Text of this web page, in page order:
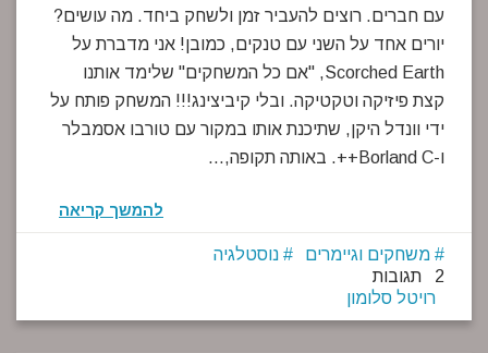
עם חברים. רוצים להעביר זמן ולשחק ביחד. מה עושים?
יורים אחד על השני עם טנקים, כמובן! אני מדברת על
Scorched Earth, "אם כל המשחקים" שלימד אותנו
קצת פיזיקה וטקטיקה. ובלי קיביצינג!!! המשחק פותח על
ידי וונדל היקן, שתיכנת אותו במקור עם טורבו אסמבלר
ו-Borland C++. באותה תקופה,…
להמשך קריאה
משחקים וגיימרים
נוסטלגיה
2 תגובות
רויטל סלומון